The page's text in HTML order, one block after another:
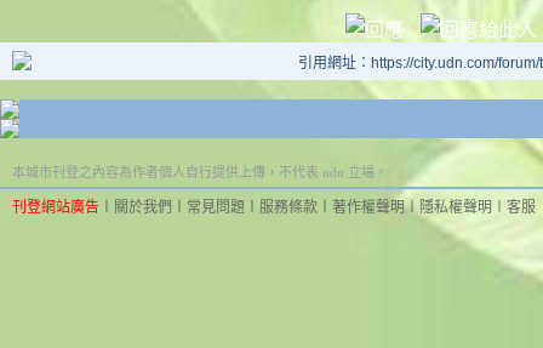
引用網址：https://city.udn.com/
本城市刊登之內容為作者個人自行提供上傳，不代表 udn 立場。
刊登網站廣告 關於我們 常見問題 服務條款 著作權聲明︱ 隱私權聲明 客服